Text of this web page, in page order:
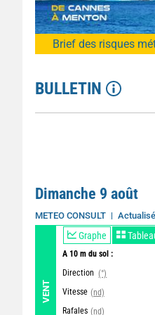
Brief des risques
BULLETIN
Dimanche 9 août
METEO CONSULT
VENT
Graphe
A 10 m du sol :
Direction (°)
Vitesse (nd)
Rafales (nd)